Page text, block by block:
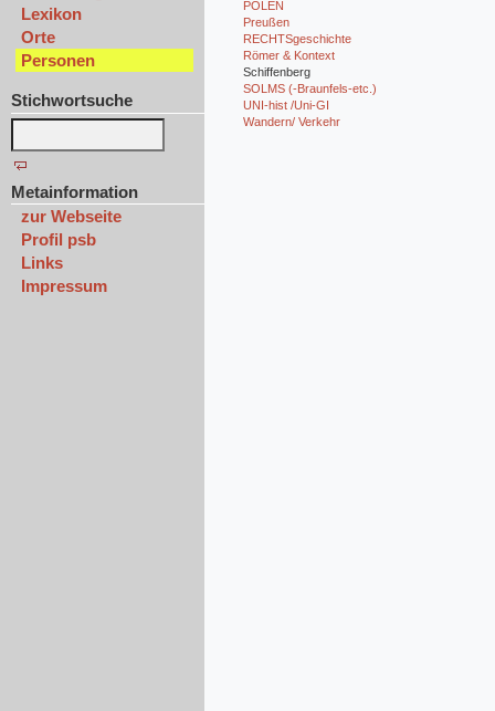
Lexikon
Orte
Personen
Stichwortsuche
Metainformation
zur Webseite
Profil psb
Links
Impressum
POLEN
Preußen
RECHTSgeschichte
Römer & Kontext
Schiffenberg
SOLMS (-Braunfels-etc.)
UNI-hist /Uni-GI
Wandern/ Verkehr